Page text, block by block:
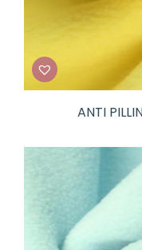
ANTI